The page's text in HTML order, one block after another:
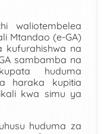
waliotembelea
Mtandao (e-GA)
kufurahishwa na
sambamba na
huduma
haraka kupitia
kwa simu ya
huduma za